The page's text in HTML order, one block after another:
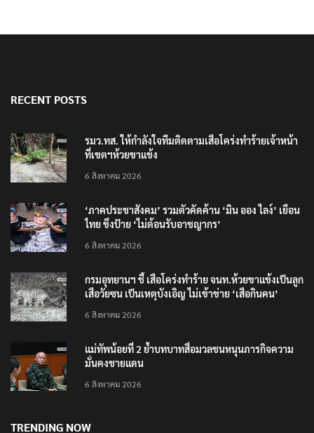
RECENT POSTS
รมว.ทส. ให้กำลังใจทีมติดตามเสือโคร่งทำร้ายเจ้าหน้า
ที่เขตฯห้วยขาแข้ง
6 สิงหาคม 2026
‘ภาคประชาสังคม’ รวมตัวคัดค้าน ‘มิน ออง ไลง์’ เยือน
ไทย ขึงป้าย ‘ไม่ต้อนรับอาชญากร’
6 สิงหาคม 2026
กรมอุทยานฯ ชี้ เสือโคร่งทำร้าย จนท.ห้วยขาแข้งเป็นลูก
เสือวัยซน เป็นเหตุบังเอิญ ไม่เข้าข่าย ‘เสือกินคน’
6 สิงหาคม 2026
แม่ทัพน้อยที่ 2 ย้ำบทบาทสื่อมวลชนหนุนภารกิจความ
มั่นคงชายแดน
6 สิงหาคม 2026
TRENDING NOW